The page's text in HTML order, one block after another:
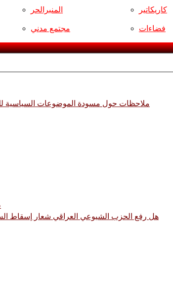
المنبرالحر
مجتمع مدني
كاريكاتير
فضاءات
ملاحظات حول مسودة الموضوعات السياسية